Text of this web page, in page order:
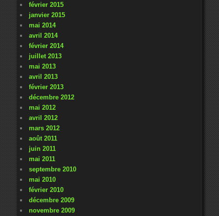
février 2015
janvier 2015
mai 2014
avril 2014
février 2014
juillet 2013
mai 2013
avril 2013
février 2013
décembre 2012
mai 2012
avril 2012
mars 2012
août 2011
juin 2011
mai 2011
septembre 2010
mai 2010
février 2010
décembre 2009
novembre 2009